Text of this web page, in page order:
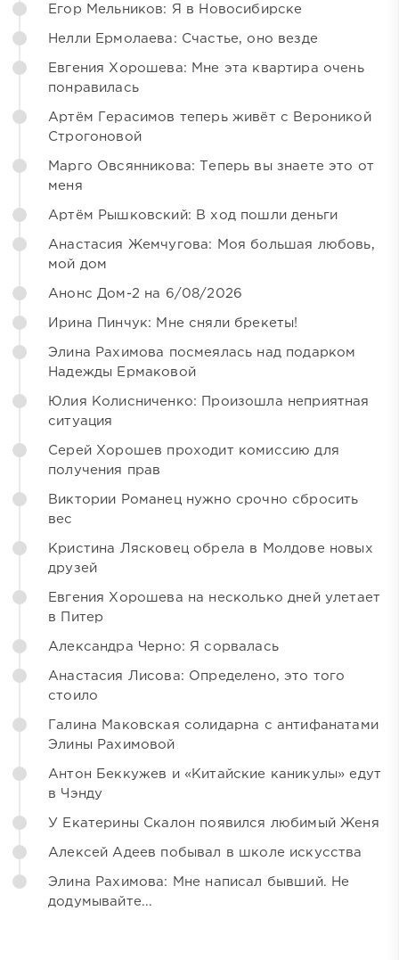
Егор Мельников: Я в Новосибирске
Нелли Ермолаева: Счастье, оно везде
Евгения Хорошева: Мне эта квартира очень
понравилась
Артём Герасимов теперь живёт с Вероникой
Строгоновой
Марго Овсянникова: Теперь вы знаете это от
меня
Артём Рышковский: В ход пошли деньги
Анастасия Жемчугова: Моя большая любовь,
мой дом
Анонс Дом-2 на 6/08/2026
Ирина Пинчук: Мне сняли брекеты!
Элина Рахимова посмеялась над подарком
Надежды Ермаковой
Юлия Колисниченко: Произошла неприятная
ситуация
Серей Хорошев проходит комиссию для
получения прав
Виктории Романец нужно срочно сбросить
вес
Кристина Лясковец обрела в Молдове новых
друзей
Евгения Хорошева на несколько дней улетает
в Питер
Александра Черно: Я сорвалась
Анастасия Лисова: Определено, это того
стоило
Галина Маковская солидарна с антифанатами
Элины Рахимовой
Антон Беккужев и «Китайские каникулы» едут
в Чэнду
У Екатерины Скалон появился любимый Женя
Алексей Адеев побывал в школе искусства
Элина Рахимова: Мне написал бывший. Не
додумывайте...